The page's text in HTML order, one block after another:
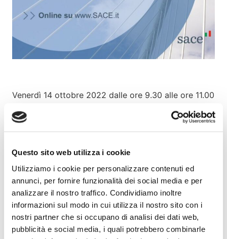
Questo sito web utilizza i cookie
Utilizziamo i cookie per personalizzare contenuti ed
annunci, per fornire funzionalità dei social media e per
analizzare il nostro traffico. Condividiamo inoltre
informazioni sul modo in cui utilizza il nostro sito con i
nostri partner che si occupano di analisi dei dati web,
pubblicità e social media, i quali potrebbero combinarle
Venerdì 14 ottobre 2022 dalle ore 9.30 alle ore 11.00
SupportItalia per il factoring
organizzato da Assifact e SACE per presentare le
garanzia “SupportItalia”, recentemente esteso anche
al factoring.
L’evento è gratuito e si svolge su Piattaforma Zoom.
Agenda dell’incontro